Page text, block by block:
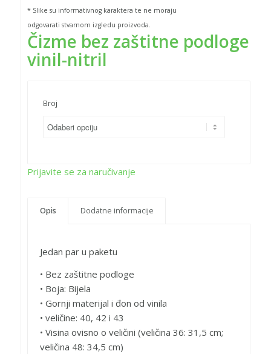
* Slike su informativnog karaktera te ne moraju
odgovarati stvarnom izgledu proizvoda.
Čizme bez zaštitne podloge
vinil-nitril
Broj
Prijavite se za naručivanje
Opis Dodatne informacije
Jedan par u paketu
• Bez zaštitne podloge
• Boja: Bijela
• Gornji materijal i đon od vinila
• veličine: 40, 42 i 43
• Visina ovisno o veličini (veličina 36: 31,5 cm;
veličina 48: 34,5 cm)